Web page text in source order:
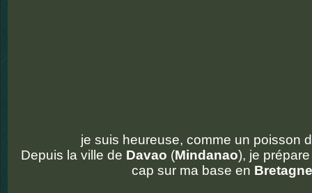
je suis heureuse, comme un poisson
Depuis la ville de Davao (Mindanao), je
cap sur ma base en Bretagne